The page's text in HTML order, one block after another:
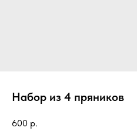
Набор из 4 пряников
600 р.